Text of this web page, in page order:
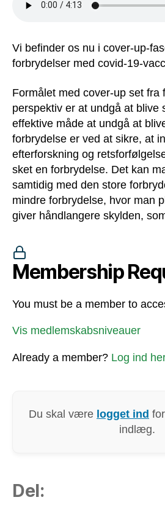
Vi befinder os nu i cover-up-
forbrydelser med covid-19-
Formålet med cover-up set fra
perspektiv er at undgå at blive
effektive måde at undgå at
forbrydelse er ved at sikre, at
efterforskning og
sket en forbrydelse. Det kan
samtidig med den store
mindre forbrydelse, hvor man
giver håndlangere skylden,
Membership
You must be a member to
Vis medlemskabsniveauer
Already a member? Log ind
Du skal være logget ind
indlæg.
Del: